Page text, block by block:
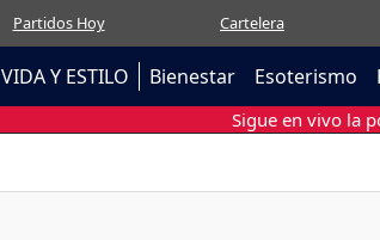
Partidos Hoy Cartelera
VIDA Y ESTILO Bienestar Esoterismo
Sigue en vivo la